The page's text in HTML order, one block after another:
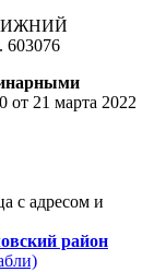
21 марта 2022
с адресом и
район